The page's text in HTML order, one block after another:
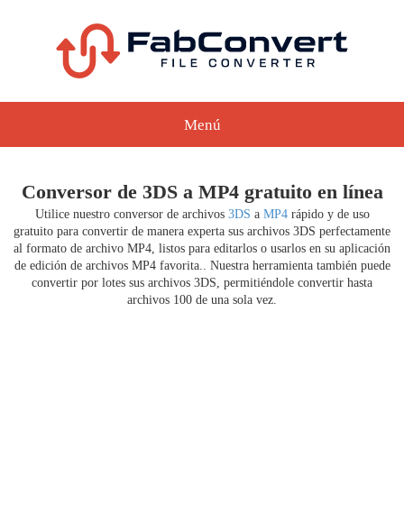
Menú
Conversor de 3DS a MP4 gratuito en línea
Utilice nuestro conversor de archivos 3DS a MP4rápido y de uso
gratuito para convertir de manera experta sus archivos 3DS perfectamente
al formato de archivo MP4, listos para editarlos o usarlos en su aplicación
de edición de archivos MP4 favorita.. Nuestra herramienta también puede
convertir por lotes sus archivos 3DS, permitiéndole convertir hasta
archivos 100 de una sola vez.